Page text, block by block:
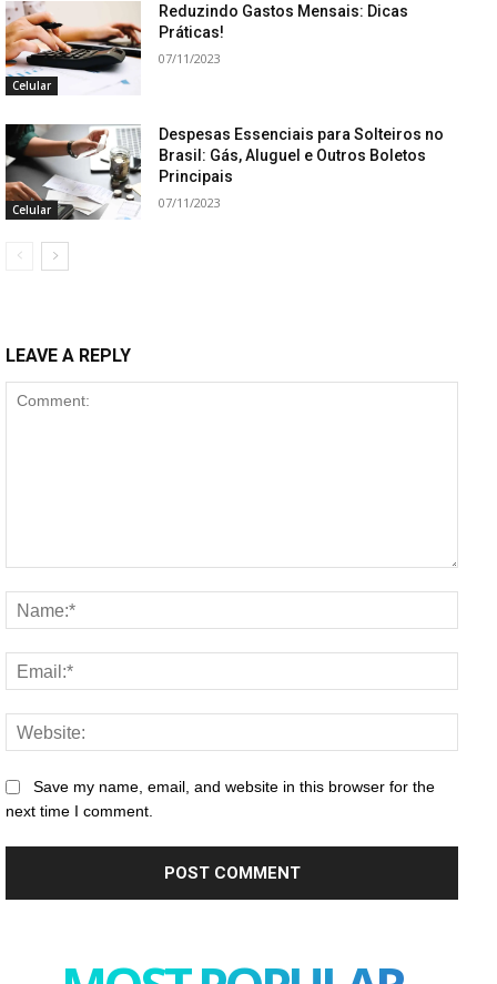
Celular
Reduzindo Gastos Mensais: Dicas
Práticas!
07/11/2023
Celular
Despesas Essenciais para Solteiros no
Brasil: Gás, Aluguel e Outros Boletos
Principais
07/11/2023
LEAVE A REPLY
Save my name, email, and website in this browser for the
next time I comment.